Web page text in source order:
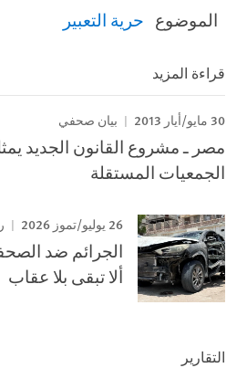
الموضوع حرية التعبير
قراءة المزيد
30 مايو/أيار 2013 بيان صحفي
مصر ـ مشروع القانون الجديد
الجمعيات المستقلة
26 يوليو/تموز 2026
الجرائم ضد
ألا تبقى بلا عقاب
التقارير